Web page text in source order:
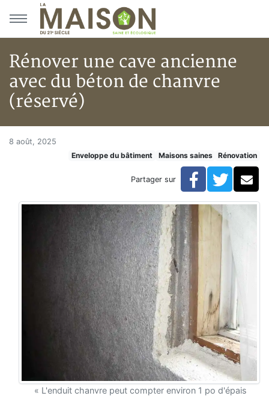
Aller au menu principal
Aller au contenu principal
Rénover une cave ancienne
avec du béton de chanvre
(réservé)
Accueil
Hypersensibilités environnementales
Rénover une cave ancienne avec du béton de
Rénover une cave ancienne
8 août, 2025
Enveloppe du bâtiment
Maisons saines Rénovation
Partager sur Facebook
« L'enduit chanvre peut compter environ 1 po d'épais